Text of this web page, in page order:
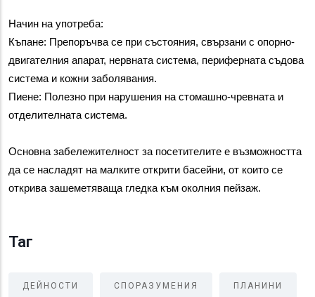
Начин на употреба:
Къпане: Препоръчва се при състояния, свързани с опорно-
двигателния апарат, нервната система, периферната съдова
система и кожни заболявания.
Пиене: Полезно при нарушения на стомашно-чревната и
отделителната система.
Основна забележителност за посетителите е възможността
да се насладят на малките открити басейни, от които се
открива зашеметяваща гледка към околния пейзаж.
Таг
ДЕЙНОСТИ СПОРАЗУМЕНИЯ ПЛАНИНИ